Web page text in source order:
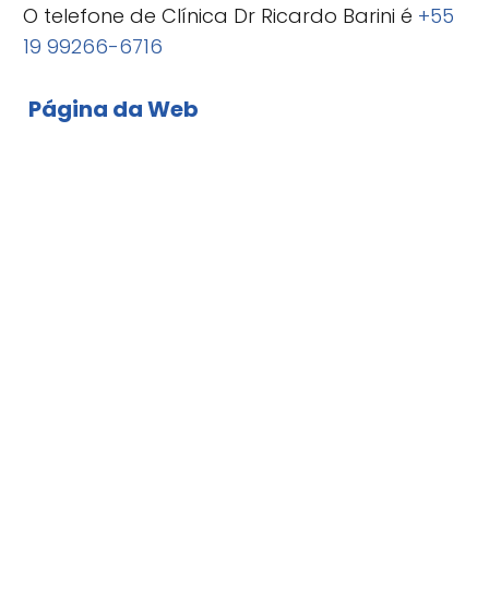
O telefone de Clínica Dr Ricardo Barini é +55
19 99266-6716
Página da Web